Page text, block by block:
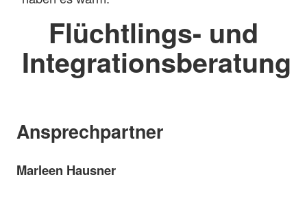
Flüchtlings- und
Integrationsberatung
Ansprechpartner
Marleen Hausner